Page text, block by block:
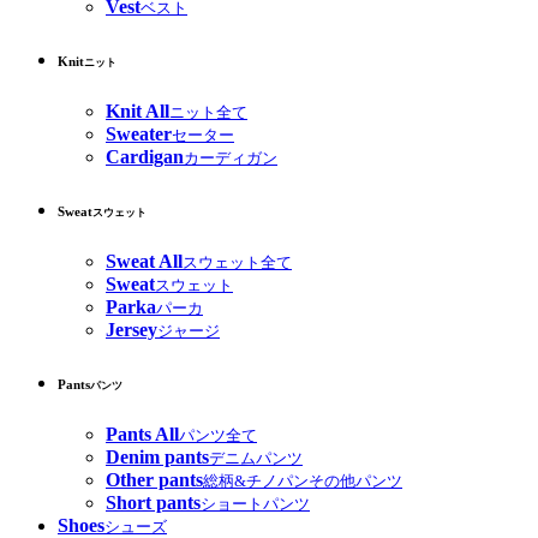
Vestベスト
Knitニット
Knit Allニット全て
Sweaterセーター
Cardiganカーディガン
Sweatスウェット
Sweat Allスウェット全て
Sweatスウェット
Parkaパーカ
Jerseyジャージ
Pantsパンツ
Pants Allパンツ全て
Denim pantsデニムパンツ
Other pants総柄&チノパンその他パンツ
Short pantsショートパンツ
Shoesシューズ